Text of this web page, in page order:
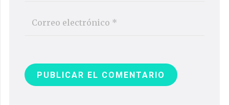
PUBLICAR EL COMENTARIO